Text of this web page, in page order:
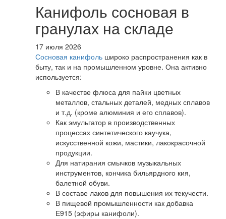
Канифоль сосновая в
гранулах на складе
17 июля 2026
Сосновая канифоль широко распространения как в
быту, так и на промышленном уровне. Она активно
используется:
В качестве флюса для пайки цветных
металлов, стальных деталей, медных сплавов
и т.д. (кроме алюминия и его сплавов).
Как эмульгатор в производственных
процессах синтетического каучука,
искусственной кожи, мастики, лакокрасочной
продукции.
Для натирания смычков музыкальных
инструментов, кончика бильярдного кия,
балетной обуви.
В составе лаков для повышения их текучести.
В пищевой промышленности как добавка
Е915 (эфиры канифоли).